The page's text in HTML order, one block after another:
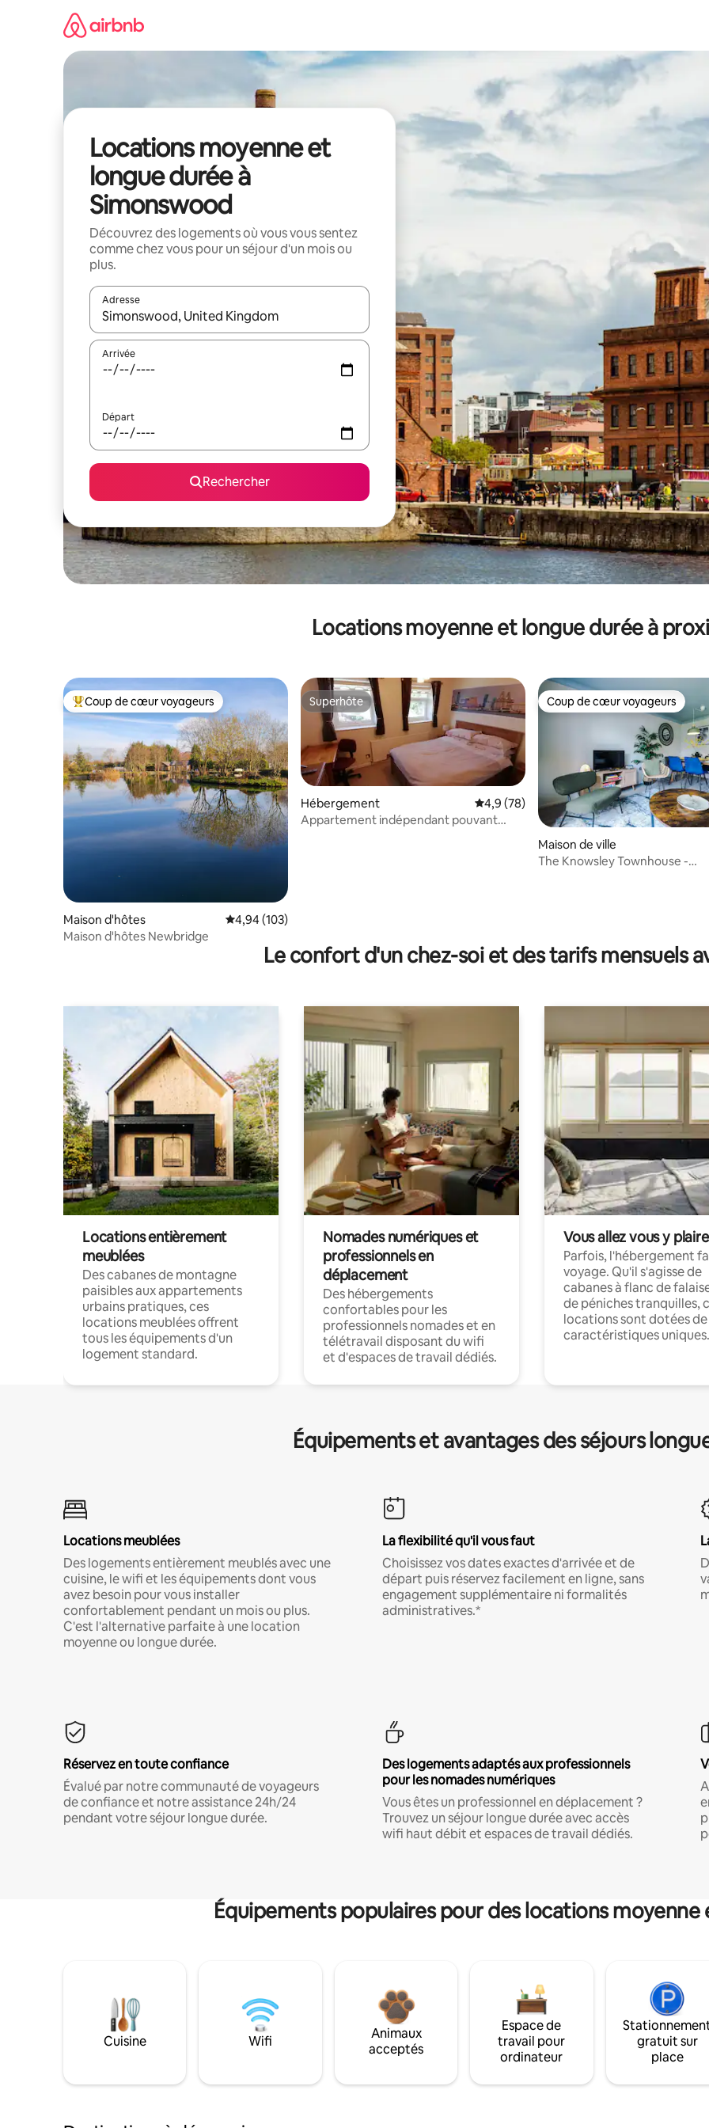
Locations moyenne et
longue durée à
Simonswood
Découvrez des logements où vous vous sentez
comme chez vous pour un séjour d'un mois ou
plus.
Adresse
Lorsque les résultats s'affichent, utilisez les flèches vers le haut et vers le bas pour les parcourir ou en appuyant et en
Arrivée
Départ
Rechercher
Locations moyenne et longue durée à
Coups de cœur voyageurs les plus appréciés
Coup de cœur voyageurs
Maison d'hôtes Évaluation moyenne sur la base de 103 commentaires : 4,94 sur 5
4,94 (103)
Maison d'hôtes Newbridge
Superhôte
Superhôte
Hébergement Évaluation moyenne sur la base de 78
4,9 (78)
Appartement indépendant pouvant
Coup de cœur voyageurs
Coup de cœur voyageurs
Maison de ville
The Knowsley Townhouse -
Le confort d'un chez-soi et des tarifs mensuels
Locations entièrement
meublées
Des cabanes de montagne
paisibles aux appartements
urbains pratiques, ces
locations meublées offrent
tous les équipements d'un
logement standard.
Nomades numériques et
professionnels en
déplacement
Des hébergements
confortables pour les
professionnels nomades et en
télétravail disposant du wifi
et d'espaces de travail dédiés.
Vous allez vous y plaire
Parfois, l'hébergement
voyage. Qu'il s'agisse de
cabanes à flanc de
de péniches tranquilles,
locations sont dotées de
caractéristiques uniques.
Équipements et avantages des séjours
Locations meublées
Des logements entièrement meublés avec une
cuisine, le wifi et les équipements dont vous
avez besoin pour vous installer
confortablement pendant un mois ou plus.
C'est l'alternative parfaite à une location
moyenne ou longue durée.
La flexibilité qu'il vous faut
Choisissez vos dates exactes d'arrivée et de
départ puis réservez facilement en ligne, sans
engagement supplémentaire ni formalités
administratives.*
Réservez en toute confiance
Évalué par notre communauté de voyageurs
de confiance et notre assistance 24h/24
pendant votre séjour longue durée.
Des logements adaptés aux professionnels
pour les nomades numériques
Vous êtes un professionnel en déplacement ?
Trouvez un séjour longue durée avec accès
wifi haut débit et espaces de travail dédiés.
Équipements populaires pour des locations
Cuisine Wifi
Animaux
acceptés
Espace de
travail pour
ordinateur
gratuit sur
place